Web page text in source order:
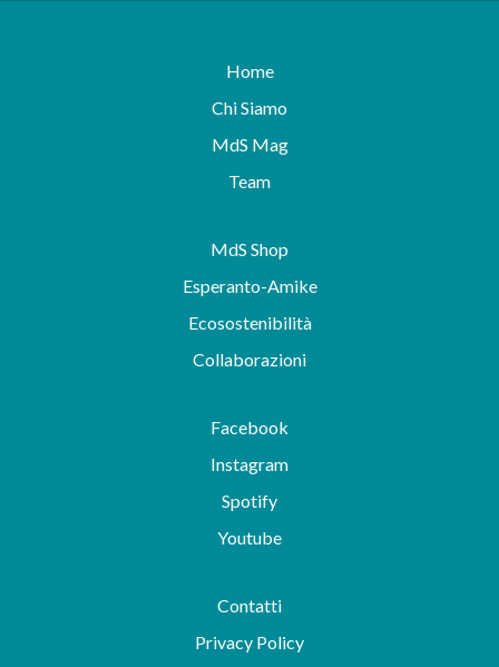
Home
Chi Siamo
MdS Mag
Team
MdS Shop
Esperanto-Amike
Ecosostenibilità
Collaborazioni
Facebook
Instagram
Spotify
Youtube
Contatti
Privacy Policy